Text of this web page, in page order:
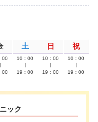
土 日 祝
00
00
10：00
19：00
10：00
19：00
10：00
19：00
ック